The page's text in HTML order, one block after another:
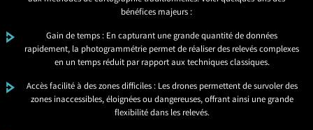
bénéfices majeurs :
Gain de temps : En capturant une grande quantité de données
rapidement, la photogrammétrie permet de réaliser des relevés complexes
en un temps réduit par rapport aux techniques classiques.
Accès facilité à des zones difficiles : Les drones permettent de survoler des
zones inaccessibles, éloignées ou dangereuses, offrant ainsi une grande
flexibilité dans les relevés.